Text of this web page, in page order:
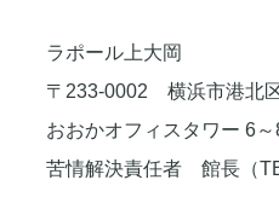
ラポール上大岡
〒233-0002 横浜市港北
おおかオフィスタワー 6
苦情解決責任者 館長（